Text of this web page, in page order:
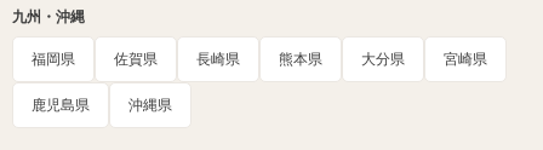
九州・沖縄
福岡県 佐賀県 長崎県 熊本県 大分県 宮崎県
鹿児島県 沖縄県